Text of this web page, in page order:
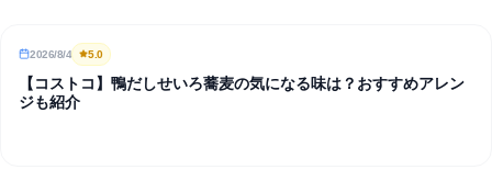
REVIEW
2026/8/4 5.0
【コストコ】鴨だしせいろ蕎麦の気になる味は？おすすめアレン
ジも紹介